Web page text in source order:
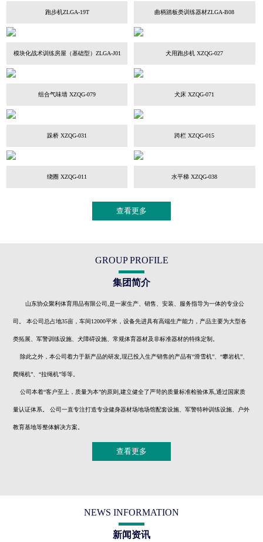
跑步机ZLGA-19T 曲柄踏板类训练器材ZLGA-B08
模块化战术训练房屋（基础型）ZLGA-J01 犬用跑步机 XZQG-027
组合气味墙 XZQG-079 犬床 XZQG-071
跺桥 XZQG-031 跨栏 XZQG-015
绕圈 XZQG-011 水平梯 XZQG-038
查看更多
GROUP PROFILE
集团简介
山东协众聚利体育用品有限公司,是一家生产、销售、安装、服务指导为一体的专业公
司。 本公司总占地35亩，车间12000平米，设备先进具有高端生产能力，产品主要为大型各
类拓展、军警训练设施、犬障碍设施、常规体育器材及非标准器材的特殊定制。
除此之外，本公司着力于新产品的研发,现已投入生产销售的产品有“滑雪机”、“攀岩机”、
爬绳机”、“拉绳机”等等。
公司本着“客户至上，质量为本”的原则,建立健全了严苛的质量标准检验体系,通过国家质
量认证体系。 公司一直专注打造专业健身器材场地场馆配套设施、军警特种训练设施、户外
教育基地等整体解决方案。
查看更多
NEWS INFORMATION
新闻资讯